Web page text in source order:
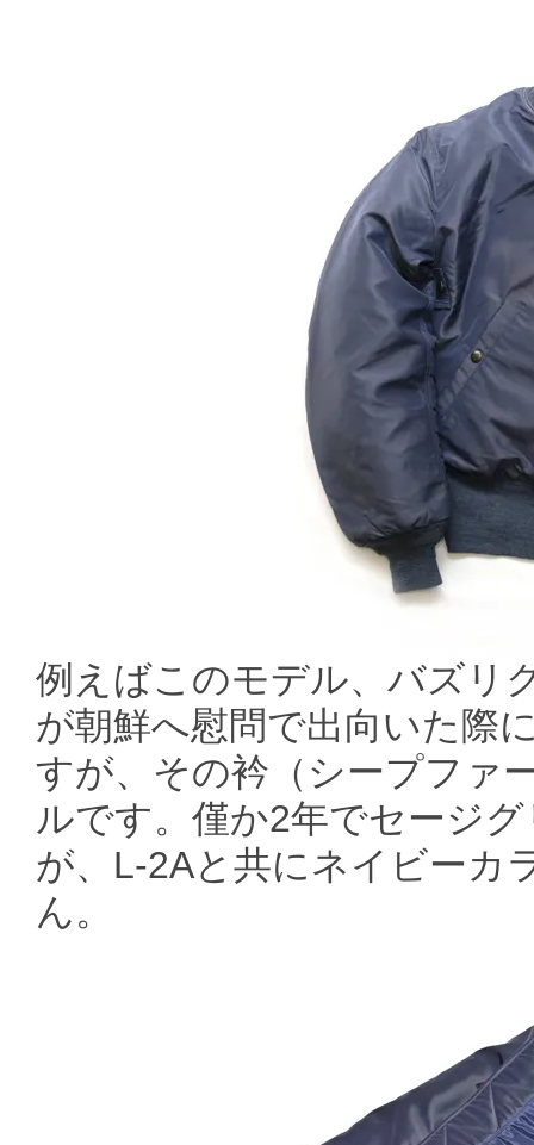
例えばこのモデル、バズリ
が朝鮮へ慰問で出向いた際
すが、その衿（シープファ
ルです。僅か2年でセージ
が、L-2Aと共にネイビーカ
ん。